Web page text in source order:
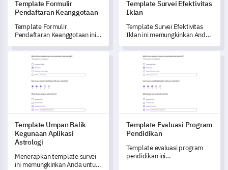
Template Formulir
Pendaftaran Keanggotaan
Template Formulir
Pendaftaran Keanggotaan ini
memahami dan melayani
anggota Anda dengan lebih
Template Survei Efektivitas
Iklan
Template Survei Efektivitas
Iklan ini memungkinkan Anda
memahami dampak dari
upaya iklan Anda, membantu
Anda mengidentifikasi area
yang perlu ditingkatkan.
Template Umpan Balik Kegunaan Aplikasi Astrologi
Template Umpan Balik
Kegunaan Aplikasi
Astrologi
Menerapkan template survei
ini memungkinkan Anda untuk
Template Evaluasi Program
Template Evaluasi Program
Pendidikan
Template evaluasi program
pendidikan ini